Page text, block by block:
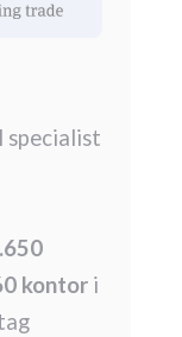
specialist
kontori